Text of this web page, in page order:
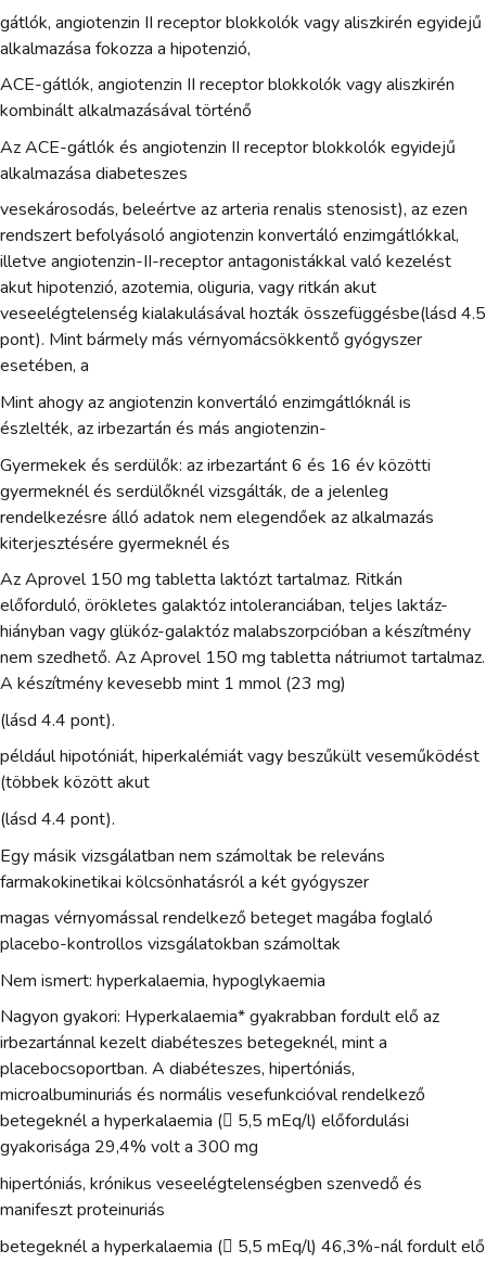
gátlók, angiotenzin II receptor blokkolók vagy aliszkirén egyidejű
alkalmazása fokozza a hipotenzió,
ACE-gátlók, angiotenzin II receptor blokkolók vagy aliszkirén
kombinált alkalmazásával történő
Az ACE-gátlók és angiotenzin II receptor blokkolók egyidejű
alkalmazása diabeteszes
vesekárosodás, beleértve az arteria renalis stenosist), az ezen
rendszert befolyásoló angiotenzin konvertáló enzimgátlókkal,
illetve angiotenzin-II-receptor antagonistákkal való kezelést
akut hipotenzió, azotemia, oliguria, vagy ritkán akut
veseelégtelenség kialakulásával hozták összefüggésbe(lásd 4.5
pont). Mint bármely más vérnyomácsökkentő gyógyszer
esetében, a
Mint ahogy az angiotenzin konvertáló enzimgátlóknál is
észlelték, az irbezartán és más angiotenzin-
Gyermekek és serdülők: az irbezartánt 6 és 16 év közötti
gyermeknél és serdülőknél vizsgálták, de a jelenleg
rendelkezésre álló adatok nem elegendőek az alkalmazás
kiterjesztésére gyermeknél és
Az Aprovel 150 mg tabletta laktózt tartalmaz. Ritkán
előforduló, örökletes galaktóz intoleranciában, teljes laktáz-
hiányban vagy glükóz-galaktóz malabszorpcióban a készítmény
nem szedhető. Az Aprovel 150 mg tabletta nátriumot tartalmaz.
A készítmény kevesebb mint 1 mmol (23 mg)
(lásd 4.4 pont).
például hipotóniát, hiperkalémiát vagy beszűkült veseműködést
(többek között akut
(lásd 4.4 pont).
Egy másik vizsgálatban nem számoltak be releváns
farmakokinetikai kölcsönhatásról a két gyógyszer
magas vérnyomással rendelkező beteget magába foglaló
placebo-kontrollos vizsgálatokban számoltak
Nem ismert: hyperkalaemia, hypoglykaemia
Nagyon gyakori: Hyperkalaemia* gyakrabban fordult elő az
irbezartánnal kezelt diabéteszes betegeknél, mint a
placebocsoportban. A diabéteszes, hipertóniás,
microalbuminuriás és normális vesefunkcióval rendelkező
betegeknél a hyperkalaemia ( 5,5 mEq/l) előfordulási
gyakorisága 29,4% volt a 300 mg
hipertóniás, krónikus veseelégtelenségben szenvedő és
manifeszt proteinuriás
betegeknél a hyperkalaemia ( 5,5 mEq/l) 46,3%-nál fordult elő